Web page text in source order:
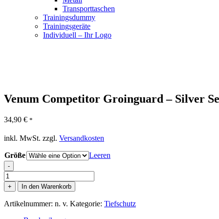
Transporttaschen
Trainingsdummy
Trainingsgeräte
Individuell – Ihr Logo
Venum Competitor Groinguard – Silver
34,90 € *
inkl. MwSt. zzgl. Versandkosten
Größe Leeren
-
Venum
Competitor
Groinguard
-
+ In den Warenkorb
Artikelnummer: n. v. Kategorie: Tiefschutz